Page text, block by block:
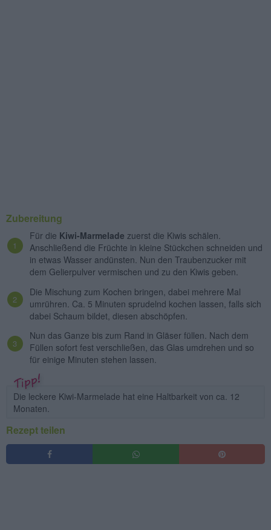
Zubereitung
Für die Kiwi-Marmelade zuerst die Kiwis schälen.
Anschließend die Früchte in kleine Stückchen schneiden und
in etwas Wasser andünsten. Nun den Traubenzucker mit
dem Gelierpulver vermischen und zu den Kiwis geben.
Die Mischung zum Kochen bringen, dabei mehrere Mal
umrühren. Ca. 5 Minuten sprudelnd kochen lassen, falls sich
dabei Schaum bildet, diesen abschöpfen.
Nun das Ganze bis zum Rand in Gläser füllen. Nach dem
Füllen sofort fest verschließen, das Glas umdrehen und so
für einige Minuten stehen lassen.
Die leckere Kiwi-Marmelade hat eine Haltbarkeit von ca. 12
Monaten.
Rezept teilen